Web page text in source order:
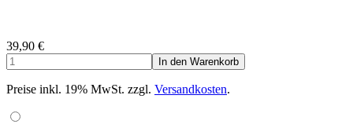
39,90 €
Preise inkl. 19% MwSt. zzgl. Versandkosten.